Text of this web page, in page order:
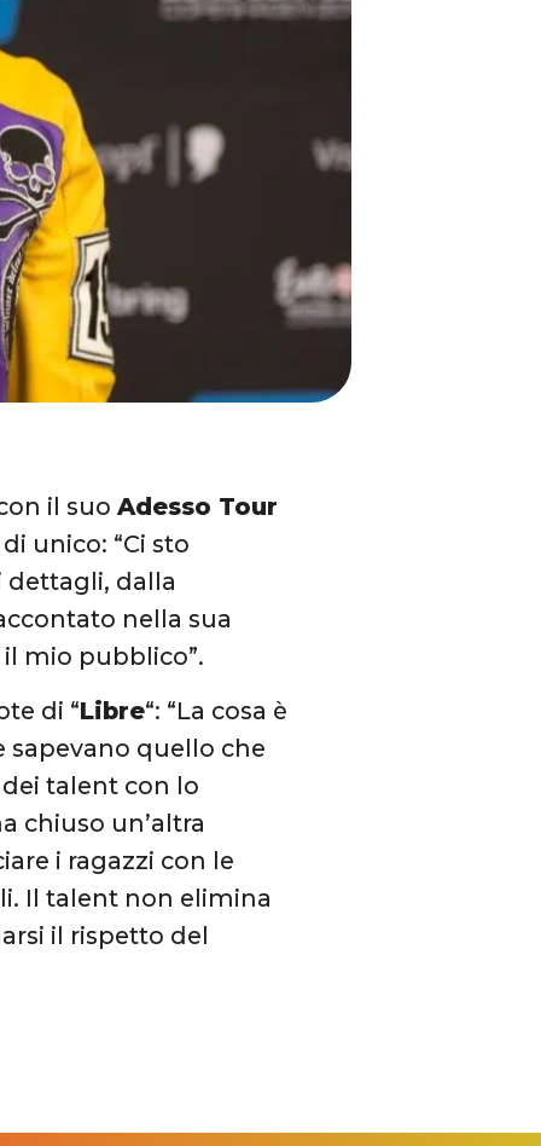
il suoAdesso Tour
unico: “Ci sto
dettagli, dalla
nella sua
mio pubblico”.
di “Libre“: “La cosa è
sapevano quello che
talent con lo
chiuso un’altra
i ragazzi con le
Il talent non elimina
il rispetto del